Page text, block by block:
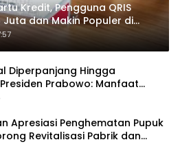
Kredit, Pengguna QRIS
Juta dan Makin Populer di
Diperpanjang Hingga
Prabowo: Manfaat
Apresiasi Penghematan Pupuk
Revitalisasi Pabrik dan